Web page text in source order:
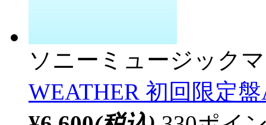
ソニーミュージック
WEATHER 初回限定